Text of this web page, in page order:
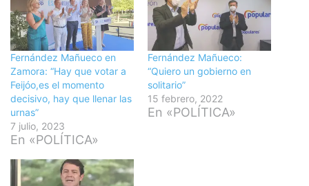
Fernández Mañueco en
Zamora: “Hay que votar a
Feijóo,es el momento
decisivo, hay que llenar las
urnas”
7 julio, 2023
En «POLÍTICA»
Fernández Mañueco:
“Quiero un gobierno en
solitario”
15 febrero, 2022
En «POLÍTICA»